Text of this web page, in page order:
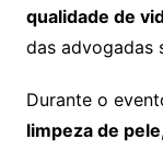
qualidade de
das advogadas
Durante o
limpeza de